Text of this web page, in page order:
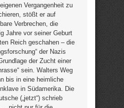
Vergangenheit zu
stößt er auf
Verbrechen, die
Jahre vor seiner Geburt
Reich geschahen – die
der Nazis
der Zucht einer
sein. Walters Weg
bis in eine heimliche
in Südamerika. Die
(„jetzt“) schrieb